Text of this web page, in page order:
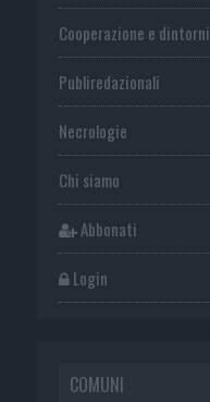
Cooperazione e dintorni
Publiredazionali
Necrologie
Chi siamo
Abbonati
Login
COMUNI